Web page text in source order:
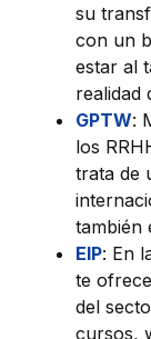
su
con un
estar al
realidad
GPTW:
los
trata de
también
EIP: En
te
del
cursos,